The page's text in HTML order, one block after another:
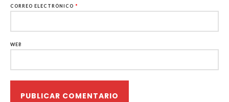
CORREO ELECTRÓNICO *
WEB